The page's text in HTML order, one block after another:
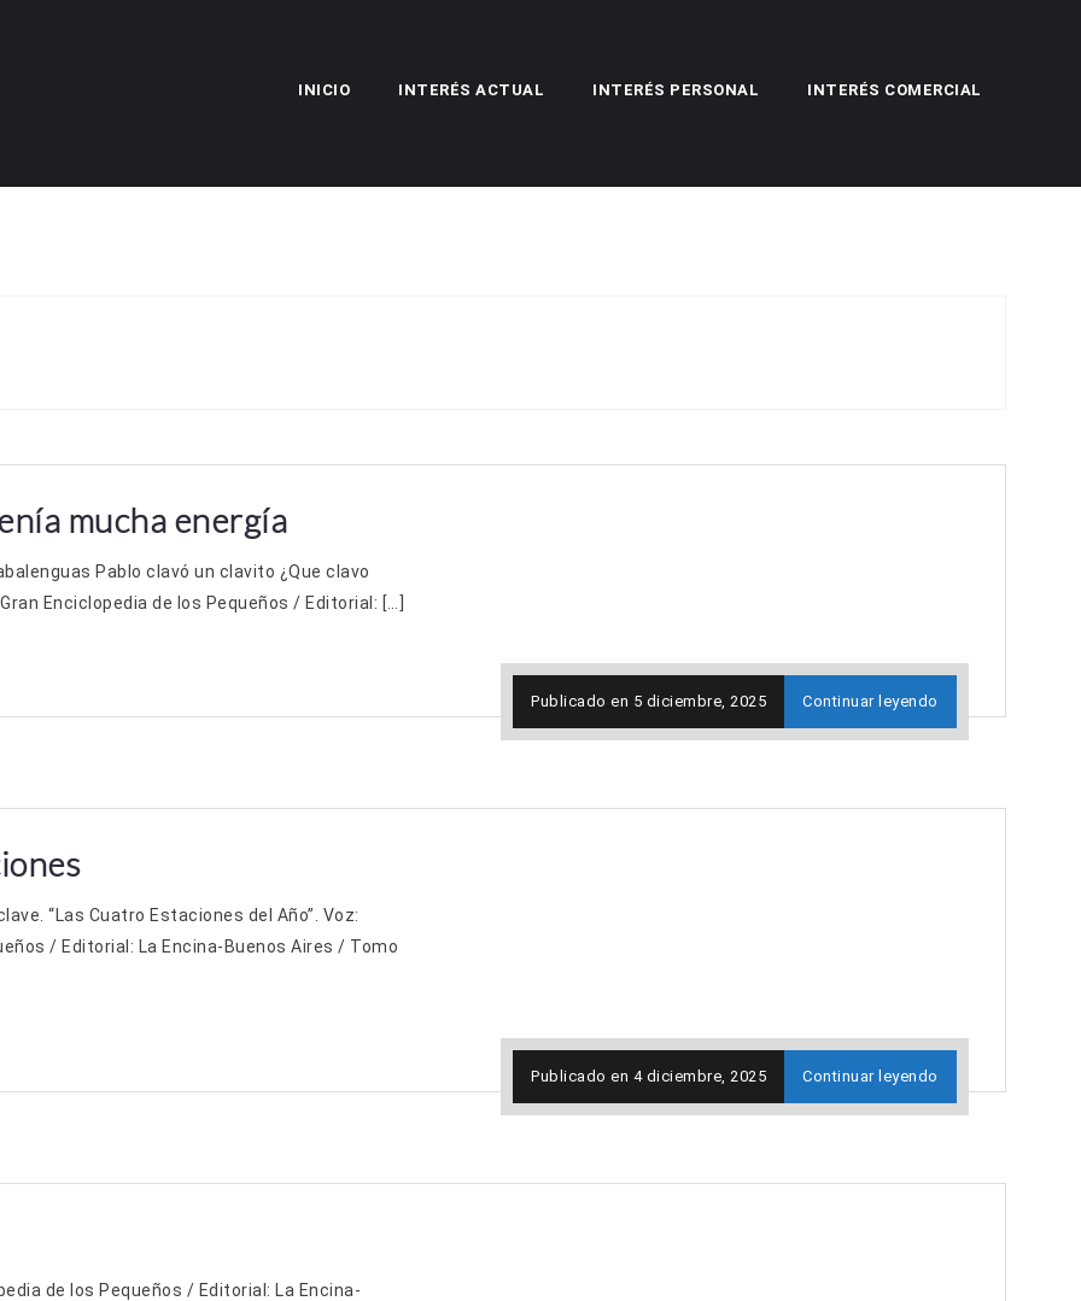
INICIO INTERÉS ACTUAL INTERÉS PERSONAL INTERÉS COMERCIAL
mucha energía
Pablo clavó un clavito ¿Que clavo
Enciclopedia de los Pequeños / Editorial: […]
Publicado en 5 diciembre, 2025 Continuar leyendo
“Las Cuatro Estaciones del Año”. Voz:
/ Editorial: La Encina-Buenos Aires / Tomo
Publicado en 4 diciembre, 2025 Continuar leyendo
de los Pequeños / Editorial: La Encina-